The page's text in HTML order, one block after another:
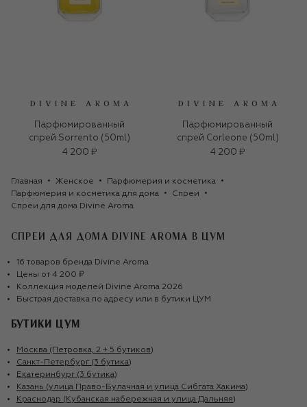
Парфюмированный
спрей Sorrento (50ml)
4 200 ₽
Парфюмированный
спрей Corleone (50ml)
4 200 ₽
Главная Женское
Парфюмерия и косметика
Парфюмерия и косметика для дома
Спреи
Спреи для дома Divine Aroma
СПРЕИ ДЛЯ ДОМА DIVINE AROMA В ЦУМ
16 товаров бренда Divine Aroma
Цены от 4 200 ₽
Коллекция моделей Divine Aroma 2026
Быстрая доставка по адресу или в бутики ЦУМ
БУТИКИ ЦУМ
Москва (Петровка, 2 + 5 бутиков)
Санкт-Петербург (3 бутика)
Екатеринбург (3 бутика)
Казань (улица Право-Булачная и улица Сибгата Хакима)
Краснодар (Кубанская набережная и улица Дальняя)